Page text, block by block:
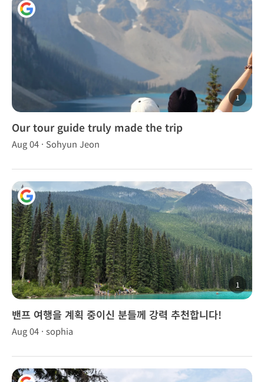
1
Our tour guide truly made the trip
unforgettable.
Aug 04 · Sohyun Jeon
1
밴프 여행을 계획 중이신 분들께 강력 추천합니다!
Aug 04 · sophia